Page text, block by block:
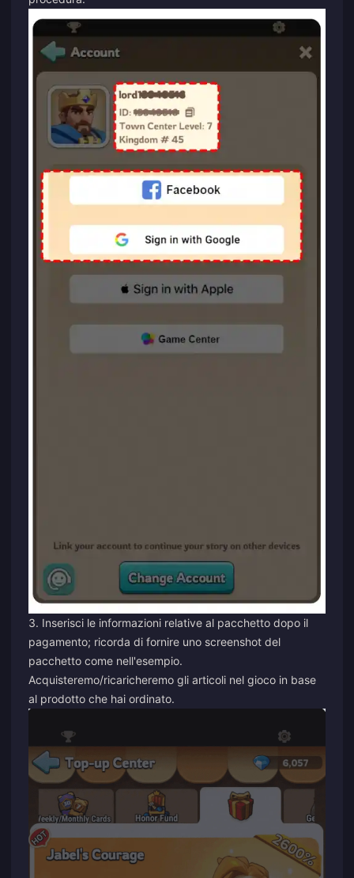
3. Inserisci le informazioni relative al pacchetto dopo il
pagamento; ricorda di fornire uno screenshot del
pacchetto come nell'esempio.
Acquisteremo/ricaricheremo gli articoli nel gioco in base
al prodotto che hai ordinato.